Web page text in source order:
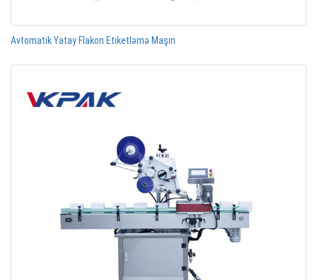
Avtomatik Yatay Flakon Etiketləmə Maşın